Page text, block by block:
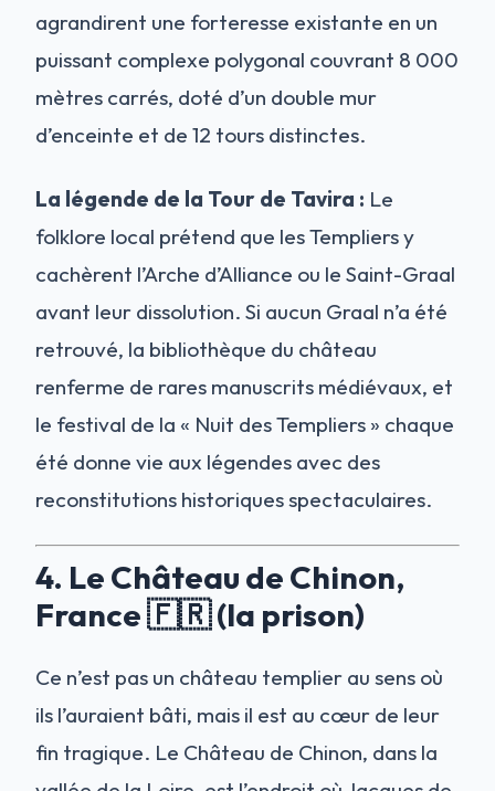
agrandirent une forteresse existante en un
puissant complexe polygonal couvrant 8 000
mètres carrés, doté d’un double mur
d’enceinte et de 12 tours distinctes.
La légende de la Tour de Tavira : Le
folklore local prétend que les Templiers y
cachèrent l’Arche d’Alliance ou le Saint-Graal
avant leur dissolution. Si aucun Graal n’a été
retrouvé, la bibliothèque du château
renferme de rares manuscrits médiévaux, et
le festival de la « Nuit des Templiers » chaque
été donne vie aux légendes avec des
reconstitutions historiques spectaculaires.
4. Le Château de Chinon,
France 🇫🇷 (la prison)
Ce n’est pas un château templier au sens où
ils l’auraient bâti, mais il est au cœur de leur
fin tragique. Le Château de Chinon, dans la